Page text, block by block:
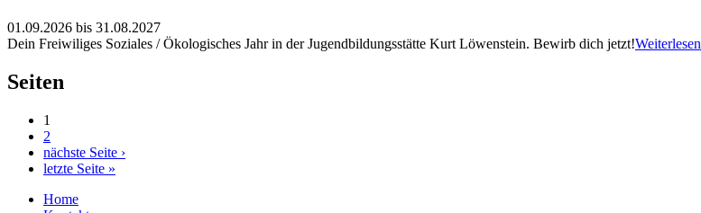
01.09.2026 bis 31.08.2027
Dein Freiwiliges Soziales / Ökologisches Jahr in der Jugendbildungsstätte Kurt Löwenstein. Bewirb dich jetzt!Weiterlesen
Seiten
1
2
nächste Seite ›
letzte Seite »
Home